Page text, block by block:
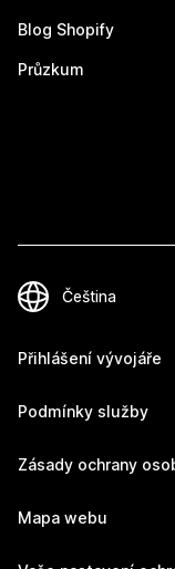
Blog Shopify
Průzkum
Přihlášení vývojáře
Podmínky služby
Zásady ochrany
Mapa webu